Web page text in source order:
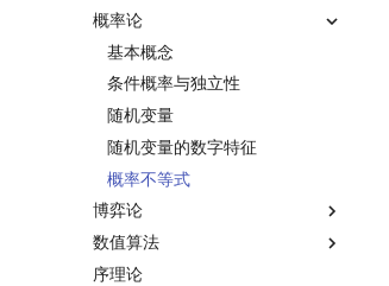
筛法
分解质因数
裴蜀定理 & 一次不定方程
费马小定理 & 欧拉定理
模逆元
线性同余方程
中国剩余定理
升幂引理
阶乘取模
快速沃尔什变换
Chirp Z 变换
多项式牛顿迭代
多项式多点求值|快速插值
多项式初等函数
常系数齐次线性递推
多项式平移|连续点值平移
符号化方法
Lagrange 反演
斐波那契数列
错位排列
卡特兰数
斯特林数
贝尔数
伯努利数
Entringer Number
Eulerian Number
分拆数
内积和外积
矩阵
初等变换
行列式
线性空间
线性基
线性映射
特征多项式
对角化
单纯形法
基本概念
群论
环论
域论
Schreier–Sims 算法
概率论
基本概念
条件概率与独立性
随机变量
随机变量的数字特征
概率不等式
博弈论
博弈论简介
公平组合游戏
数值算法
插值
序理论